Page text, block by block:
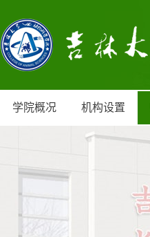
学院概况 机构设置